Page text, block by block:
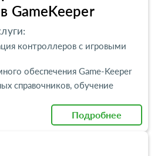
GameKeeper
контроллеров с игровыми
обеспечения Game-Keeper
справочников, обучение
Подробнее